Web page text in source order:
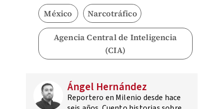
México Narcotráfico
Agencia Central de Inteligencia
(CIA)
Ángel Hernández
Reportero en Milenio desde hace